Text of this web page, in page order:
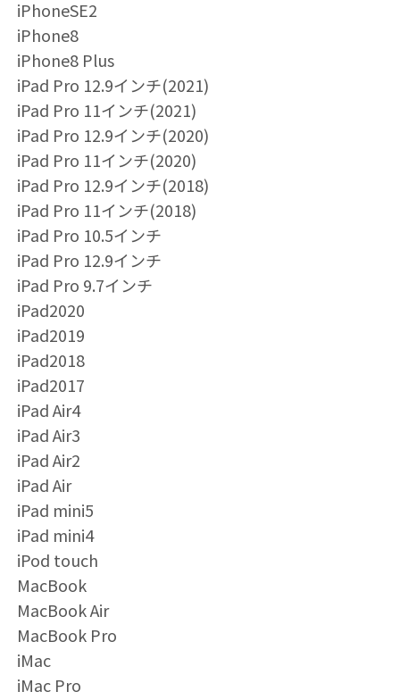
iPhoneSE2
iPhone8
iPhone8 Plus
iPad Pro 12.9インチ(2021)
iPad Pro 11インチ(2021)
iPad Pro 12.9インチ(2020)
iPad Pro 11インチ(2020)
iPad Pro 12.9インチ(2018)
iPad Pro 11インチ(2018)
iPad Pro 10.5インチ
iPad Pro 12.9インチ
iPad Pro 9.7インチ
iPad2020
iPad2019
iPad2018
iPad2017
iPad Air4
iPad Air3
iPad Air2
iPad Air
iPad mini5
iPad mini4
iPod touch
MacBook
MacBook Air
MacBook Pro
iMac
iMac Pro